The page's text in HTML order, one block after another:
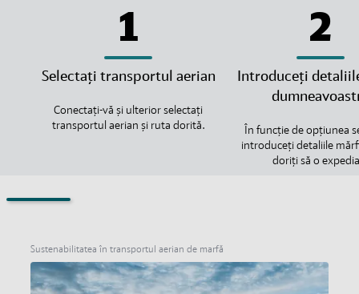
1
Selectați transportul aerian
Conectați-vă și ulterior selectați
transportul aerian și ruta dorită.
2
Introduceți
În funcție de opțiunea
introduceți detaliile
doriți să o
Sustenabilitatea în transportul aerian de marfă